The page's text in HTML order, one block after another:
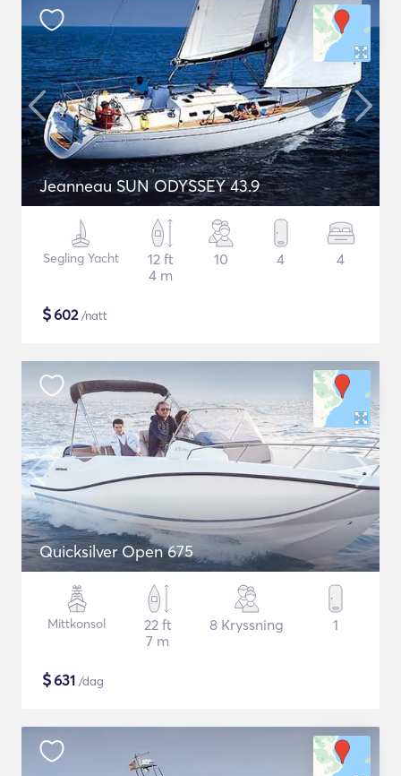
Jeanneau SUN ODYSSEY 43.9
Segling Yacht
12 ft
4 m
10 4 4
$602/natt
Quicksilver Open 675
Mittkonsol
22 ft
7 m
8 Kryssning 1
$631 /dag